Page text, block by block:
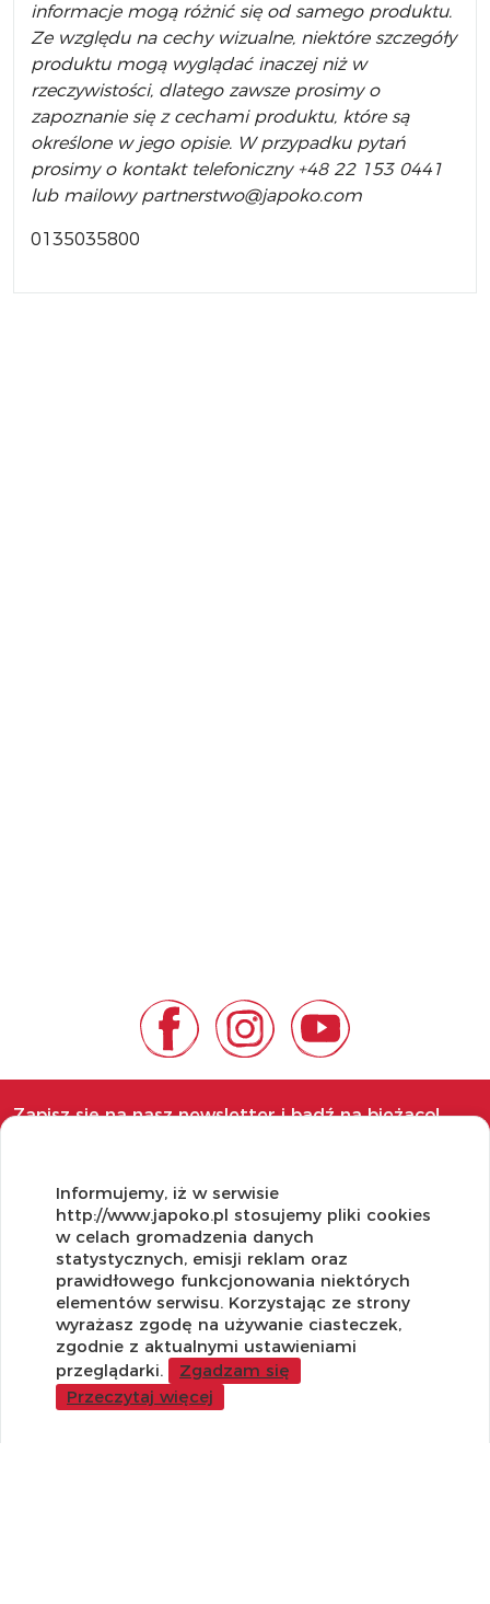
informacje mogą różnić się od samego produktu.
Ze względu na cechy wizualne, niektóre szczegóły
produktu mogą wyglądać inaczej niż w
rzeczywistości, dlatego zawsze prosimy o
zapoznanie się z cechami produktu, które są
określone w jego opisie. W przypadku pytań
prosimy o kontakt telefoniczny +48 22 153 0441
lub mailowy partnerstwo@japoko.com
0135035800
Zapisz się na nasz newsletter i bądź na bieżąco!
OBSŁUGA KLIENTA
Regulamin i Polityka Cookies
Dostawa, Reklamacje i Zwroty
Metody płatności
Standardy jakości i bezpieczeństwa
WARTO WIEDZIEĆ
Informujemy, iż w serwisie
http://www.japoko.pl stosujemy pliki cookies
w celach gromadzenia danych
statystycznych, emisji reklam oraz
prawidłowego funkcjonowania niektórych
elementów serwisu. Korzystając ze strony
wyrażasz zgodę na używanie ciasteczek,
zgodnie z aktualnymi ustawieniami
przeglądarki.
Zgadzam się
Przeczytaj więcej